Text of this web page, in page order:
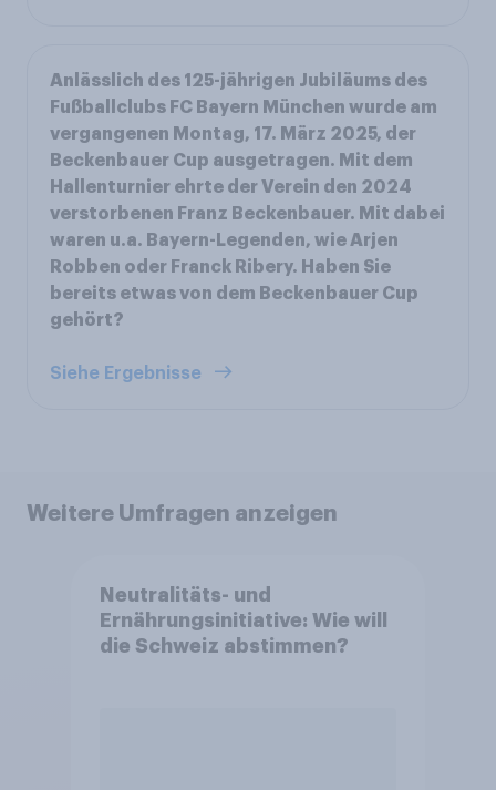
Anlässlich des 125-jährigen Jubiläums des
Fußballclubs FC Bayern München wurde am
vergangenen Montag, 17. März 2025, der
Beckenbauer Cup ausgetragen. Mit dem
Hallenturnier ehrte der Verein den 2024
verstorbenen Franz Beckenbauer. Mit dabei
waren u.a. Bayern-Legenden, wie Arjen
Robben oder Franck Ribery. Haben Sie
bereits etwas von dem Beckenbauer Cup
gehört?
Siehe Ergebnisse
Weitere Umfragen anzeigen
Neutralitäts- und
Ernährungsinitiative: Wie will
die Schweiz abstimmen?